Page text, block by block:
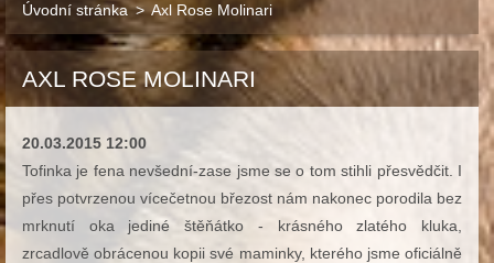
Úvodní stránka > Axl Rose Molinari
AXL ROSE MOLINARI
20.03.2015 12:00
Tofinka je fena nevšední-zase jsme se o tom stihli přesvědčit. I
přes potvrzenou vícečetnou březost nám nakonec porodila bez
mrknutí oka jediné štěňátko - krásného zlatého kluka,
zrcadlově obrácenou kopii své maminky, kterého jsme oficiálně